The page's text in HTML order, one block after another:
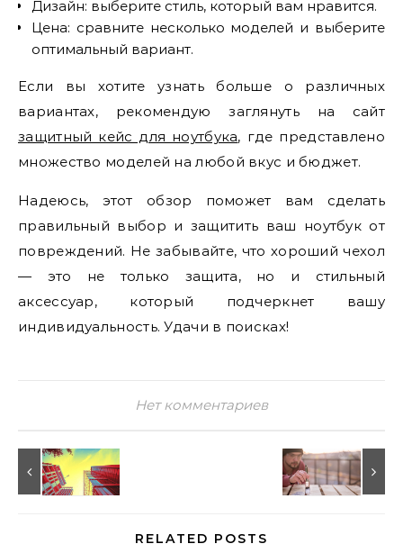
Дизайн: выберите стиль, который вам нравится.
Цена: сравните несколько моделей и выберите
оптимальный вариант.
Если вы хотите узнать больше о различных
вариантах, рекомендую заглянуть на сайт
защитный кейс для ноутбука, где представлено
множество моделей на любой вкус и бюджет.
Надеюсь, этот обзор поможет вам сделать
правильный выбор и защитить ваш ноутбук от
повреждений. Не забывайте, что хороший чехол
— это не только защита, но и стильный
аксессуар, который подчеркнет вашу
индивидуальность. Удачи в поисках!
Нет комментариев
RELATED POSTS